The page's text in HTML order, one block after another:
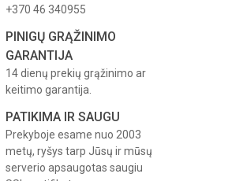
+370 46 340955
PINIGŲ GRĄŽINIMO
GARANTIJA
14 dienų prekių grąžinimo ar
keitimo garantija.
PATIKIMA IR SAUGU
Prekyboje esame nuo 2003
metų, ryšys tarp Jūsų ir mūsų
serverio apsaugotas saugiu